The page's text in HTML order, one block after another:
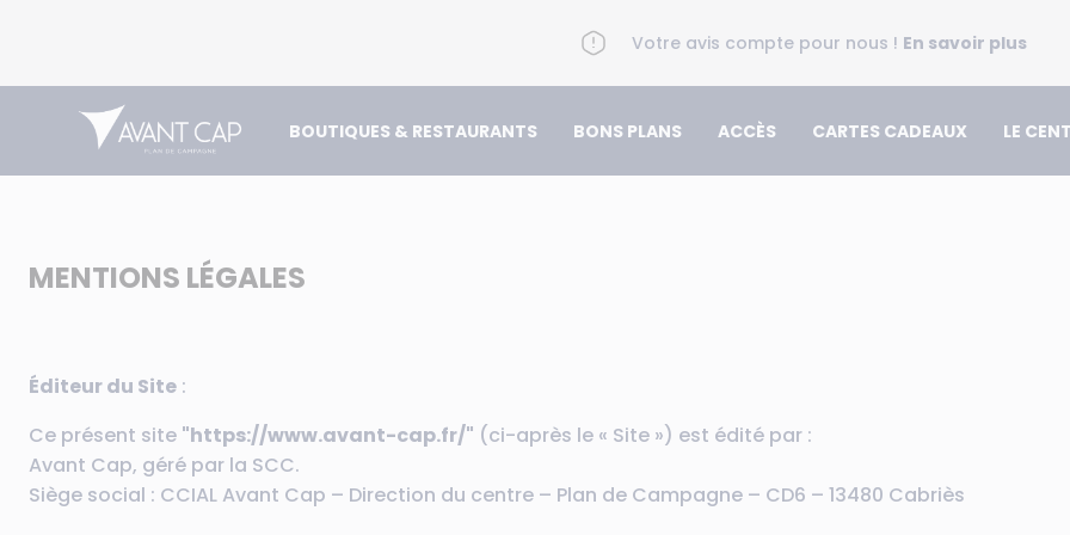
Votre avis compte pour nous ! En savoir plus
BOUTIQUES & RESTAURANTS BONS PLANS ACCÈS CARTES CADEAUX LE
MENTIONS LÉGALES
Éditeur du Site :
Ce présent site "https://www.avant-cap.fr/" (ci-après le « Site ») est édité par :
Avant Cap, géré par la SCC.
Siège social : CCIAL Avant Cap – Direction du centre – Plan de Campagne – CD6 – 13480 Cabriès